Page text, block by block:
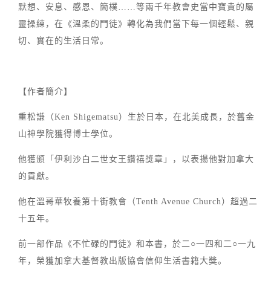
默想、安息、感恩、簡樸……等兩千年教會史當中寶貴的屬
靈操練，在《溫柔的門徒》轉化為我們當下每一個輕鬆、親
切、實在的生活日常。
【作者簡介】
重松謙（Ken Shigematsu）生於日本，在北美成長，於舊金
山神學院獲得博士學位。
他獲頒「伊利沙白二世女王鑽禧獎章」，以表揚他對加拿大
的貢獻。
他在溫哥華牧養第十街教會（Tenth Avenue Church）超過二
十五年。
前一部作品《不忙碌的門徒》和本書，於二○一四和二○一九
年，榮獲加拿大基督教出版協會信仰生活書籍大獎。